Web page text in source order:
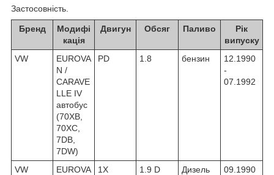
Застосовність.
Бренд
Модифі
кація
Двигун Обсяг Паливо
Рік
випуску
VW
EUROVA
N /
CARAVE
LLE IV
автобус
(70XB,
70XC,
7DB,
7DW)
PD 1.8 бензин
12.1990
-
07.1992
VW
EUROVA
1X 1.9 D Дизель
09.1990